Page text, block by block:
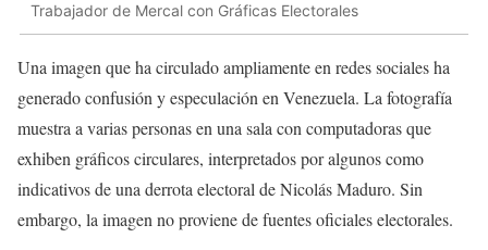
Trabajador de Mercal con Gráficas Electorales
Una imagen que ha circulado ampliamente en redes sociales ha
generado confusión y especulación en Venezuela. La fotografía
muestra a varias personas en una sala con computadoras que
exhiben gráficos circulares, interpretados por algunos como
indicativos de una derrota electoral de Nicolás Maduro. Sin
embargo, la imagen no proviene de fuentes oficiales electorales.